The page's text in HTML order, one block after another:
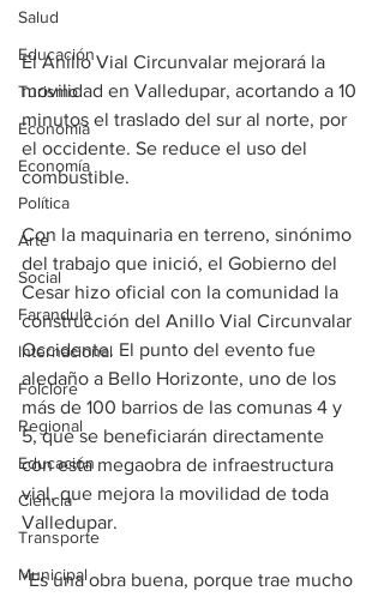
Salud
Educación
Turismo
Economía
Economía
Política
Arte
Social
Farandula
Internacional
Folclore
Regional
Educación
Ciencia
Transporte
Municipal
El Anillo Vial Circunvalar mejorará la
movilidad en Valledupar, acortando a 10
minutos el traslado del sur al norte, por
el occidente. Se reduce el uso del
combustible.
Con la maquinaria en terreno, sinónimo
del trabajo que inició, el Gobierno del
Cesar hizo oficial con la comunidad la
construcción del Anillo Vial Circunvalar
Occidente. El punto del evento fue
aledaño a Bello Horizonte, uno de los
más de 100 barrios de las comunas 4 y
5, que se beneficiarán directamente
con esta megaobra de infraestructura
vial, que mejora la movilidad de toda
Valledupar.
“Es una obra buena, porque trae mucho